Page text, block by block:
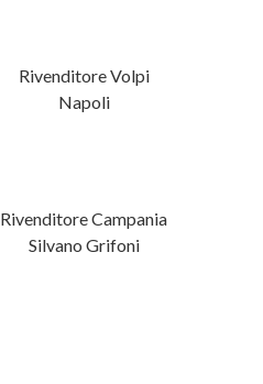
Rivenditore Volpi
Napoli
Rivenditore Campania
Silvano Grifoni